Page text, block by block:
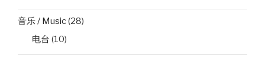
音乐 / Music(28)
电台 (10)